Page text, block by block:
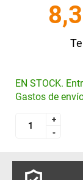
EN STOCK.
Gastos de
+
-
+
-